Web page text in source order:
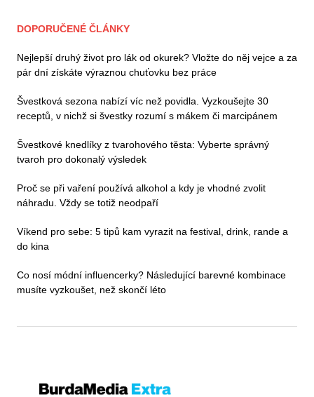
DOPORUČENÉ ČLÁNKY
Nejlepší druhý život pro lák od okurek? Vložte do něj vejce a za
pár dní získáte výraznou chuťovku bez práce
Švestková sezona nabízí víc než povidla. Vyzkoušejte 30
receptů, v nichž si švestky rozumí s mákem či marcipánem
Švestkové knedlíky z tvarohového těsta: Vyberte správný
tvaroh pro dokonalý výsledek
Proč se při vaření používá alkohol a kdy je vhodné zvolit
náhradu. Vždy se totiž neodpaří
Víkend pro sebe: 5 tipů kam vyrazit na festival, drink, rande a
do kina
Co nosí módní influencerky? Následující barevné kombinace
musíte vyzkoušet, než skončí léto